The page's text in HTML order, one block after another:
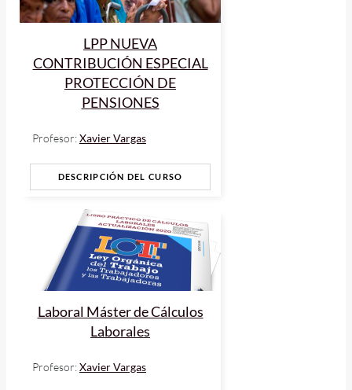
LPP NUEVA
CONTRIBUCIÓN ESPECIAL
PROTECCIÓN DE
PENSIONES
Profesor:Xavier Vargas
DESCRIPCIÓN DEL CURSO
Laboral Máster de Cálculos
Laborales
Profesor:Xavier Vargas